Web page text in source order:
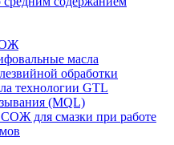
масла
обработки
технологии GTL
(MQL)
для смазки при работе